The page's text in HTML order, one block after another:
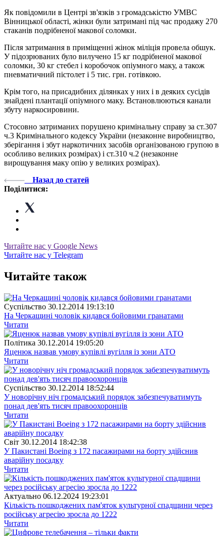
Як повідомили в Центрі зв'язків з громадськістю УМВС
Вінницької області, жінки були затримані під час продажу 270
стаканів подрібненої макової соломки.
Після затримання в приміщенні жінок міліція провела обшук.
У підозрюваних було вилучено 15 кг подрібненої макової
соломки, 30 кг стебел і коробочок опіумного маку, а також
пневматичний пістолет і 5 тис. грн. готівкою.
Крім того, на присадибних ділянках у них і в деяких сусідів
знайдені плантації опіумного маку. Встановлюються канали
збуту наркосировини.
Стосовно затриманих порушено кримінальну справу за ст.307
ч.3 Кримінального кодексу України (незаконне виробництво,
зберігання і збут наркотичних засобів організованою групою в
особливо великих розмірах) і ст.310 ч.2 (незаконне
вирощування маку опію у великих розмірах).
Назад до статей
Поділитися:
Читайте нас у Google News
Читайте нас у Telegram
Читайте також
Суспiльство 30.12.2014 19:13:10
На Черкащині чоловік кидався бойовими гранатами
Читати
Полiтика 30.12.2014 19:05:20
Яценюк назвав умову купівлі вугілля із зони АТО
Читати
Суспiльство 30.12.2014 18:52:44
У новорічну ніч громадський порядок забезпечуватимуть
понад дев'ять тисяч правоохоронців
Читати
Свiт 30.12.2014 18:42:38
У Пакистані Boeing з 172 пасажирами на борту здійснив
аварійну посадку
Читати
Актуально 06.12.2024 19:23:01
Кількість пошкоджених пам'яток культурної спадщини через
російську агресію зросла до 1222
Читати